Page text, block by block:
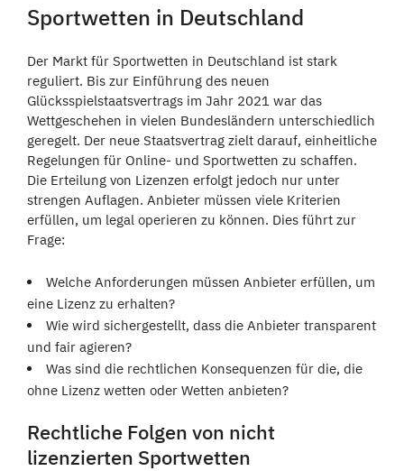
Sportwetten in Deutschland
Der Markt für Sportwetten in Deutschland ist stark
reguliert. Bis zur Einführung des neuen
Glücksspielstaatsvertrags im Jahr 2021 war das
Wettgeschehen in vielen Bundesländern unterschiedlich
geregelt. Der neue Staatsvertrag zielt darauf, einheitliche
Regelungen für Online- und Sportwetten zu schaffen.
Die Erteilung von Lizenzen erfolgt jedoch nur unter
strengen Auflagen. Anbieter müssen viele Kriterien
erfüllen, um legal operieren zu können. Dies führt zur
Frage:
Welche Anforderungen müssen Anbieter erfüllen, um
eine Lizenz zu erhalten?
Wie wird sichergestellt, dass die Anbieter transparent
und fair agieren?
Was sind die rechtlichen Konsequenzen für die, die
ohne Lizenz wetten oder Wetten anbieten?
Rechtliche Folgen von nicht
lizenzierten Sportwetten